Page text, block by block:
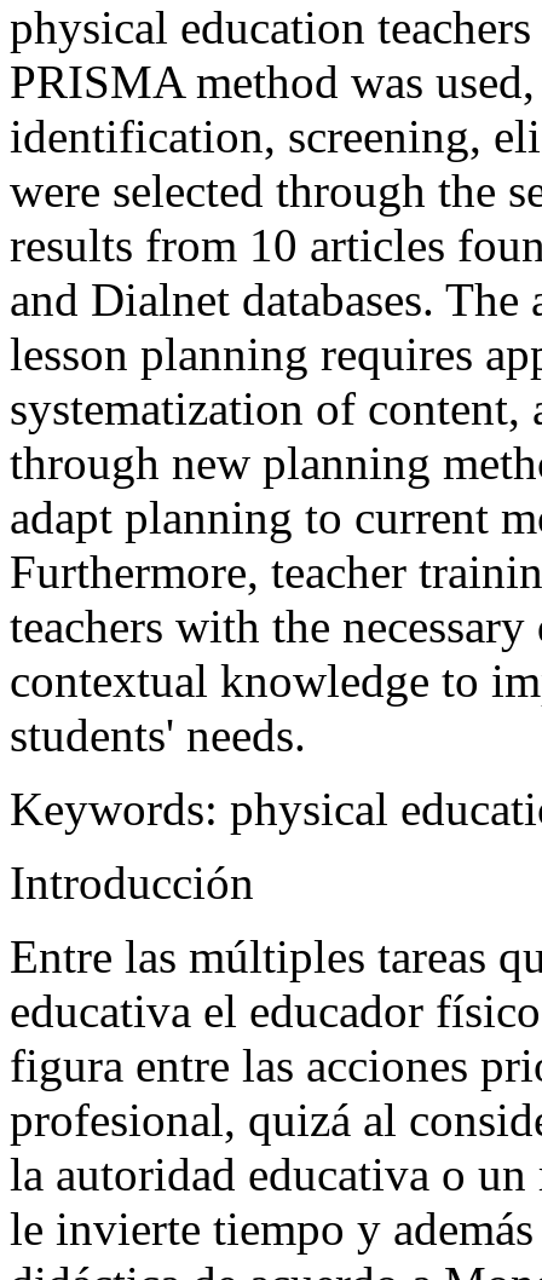
physical education
PRISMA method was
identification, screening,
were selected through the
results from 10 articles
and Dialnet databases.
lesson planning requires
systematization of
through new planning
adapt planning to current
Furthermore, teacher
teachers with the
contextual knowledge to
students' needs.
Keywords: physical
Introducción
Entre las múltiples tareas
educativa el educador
figura entre las acciones
profesional, quizá al
la autoridad educativa o
le invierte tiempo y